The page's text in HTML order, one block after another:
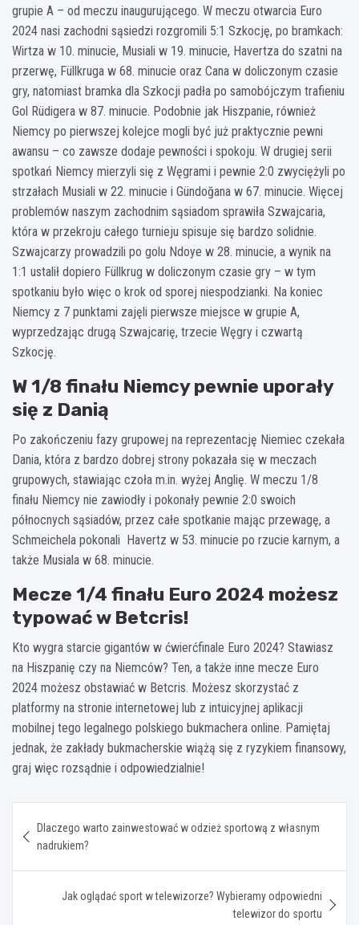
grupie A – od meczu inaugurującego. W meczu otwarcia Euro
2024 nasi zachodni sąsiedzi rozgromili 5:1 Szkocję, po bramkach:
Wirtza w 10. minucie, Musiali w 19. minucie, Havertza do szatni na
przerwę, Füllkruga w 68. minucie oraz Cana w doliczonym czasie
gry, natomiast bramka dla Szkocji padła po samobójczym trafieniu
Gol Rüdigera w 87. minucie. Podobnie jak Hiszpanie, również
Niemcy po pierwszej kolejce mogli być już praktycznie pewni
awansu – co zawsze dodaje pewności i spokoju. W drugiej serii
spotkań Niemcy mierzyli się z Węgrami i pewnie 2:0 zwyciężyli po
strzałach Musiali w 22. minucie i Gündoğana w 67. minucie. Więcej
problemów naszym zachodnim sąsiadom sprawiła Szwajcaria,
która w przekroju całego turnieju spisuje się bardzo solidnie.
Szwajcarzy prowadzili po golu Ndoye w 28. minucie, a wynik na
1:1 ustalił dopiero Füllkrug w doliczonym czasie gry – w tym
spotkaniu było więc o krok od sporej niespodzianki. Na koniec
Niemcy z 7 punktami zajęli pierwsze miejsce w grupie A,
wyprzedzając drugą Szwajcarię, trzecie Węgry i czwartą
Szkocję.
W 1/8 finału Niemcy pewnie uporały
się z Danią
Po zakończeniu fazy grupowej na reprezentację Niemiec czekała
Dania, która z bardzo dobrej strony pokazała się w meczach
grupowych, stawiając czoła m.in. wyżej Anglię. W meczu 1/8
finału Niemcy nie zawiodły i pokonały pewnie 2:0 swoich
północnych sąsiadów, przez całe spotkanie mając przewagę, a
Schmeichela pokonali Havertz w 53. minucie po rzucie karnym, a
także Musiala w 68. minucie.
Mecze 1/4 finału Euro 2024 możesz
typować w Betcris!
Kto wygra starcie gigantów w ćwierćfinale Euro 2024? Stawiasz
na Hiszpanię czy na Niemców? Ten, a także inne mecze Euro
2024 możesz obstawiać w Betcris. Możesz skorzystać z
platformy na stronie internetowej lub z intuicyjnej aplikacji
mobilnej tego legalnego polskiego bukmachera online. Pamiętaj
jednak, że zakłady bukmacherskie wiążą się z ryzykiem finansowy,
graj więc rozsądnie i odpowiedzialnie!
wpisu
Dlaczego warto zainwestować w odzież sportową z własnym
nadrukiem?
Jak oglądać sport w telewizorze? Wybieramy odpowiedni
telewizor do sportu